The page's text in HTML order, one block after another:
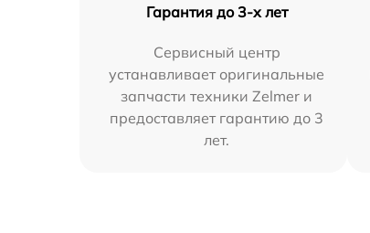
Гарантия до 3-х лет
Сервисный центр
устанавливает оригинальные
запчасти техники Zelmer и
предоставляет гарантию до 3
лет.